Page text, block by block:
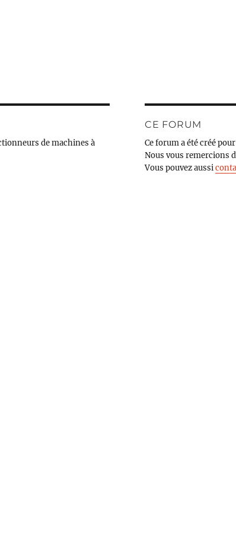
de machines à
CE FORUM
Ce forum a été créé
Nous vous remercions
Vous pouvez aussi